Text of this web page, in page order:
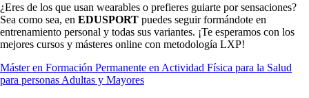
¿Eres de los que usan wearables o prefieres guiarte por sensaciones?
Sea como sea, en EDUSPORT puedes seguir formándote en
entrenamiento personal y todas sus variantes. ¡Te esperamos con los
mejores cursos y másteres online con metodología LXP!
Máster en Formación Permanente en Actividad Física para la Salud
para personas Adultas y Mayores